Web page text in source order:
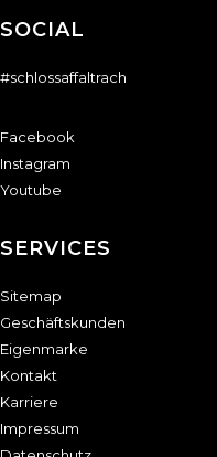
SOCIAL
#schlossaffaltrach
Facebook
Instagram
Youtube
SERVICES
Sitemap
Geschäftskunden
Eigenmarke
Kontakt
Karriere
Impressum